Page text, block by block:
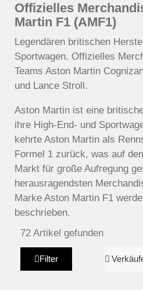
Offizielles
Martin F1 (AMF1)
Legendären britischen
Sportwagen. Offizielles
Teams Aston Martin
und Lance Stroll.
Aston Martin ist eine
ihre High-End- und
kehrte Aston Martin als
Formel 1 zurück, was auf
Markt für große Aufregung
herausragendsten
Marke Aston Martin F1
beschrieben.
72 Artikel gefunden
Filter